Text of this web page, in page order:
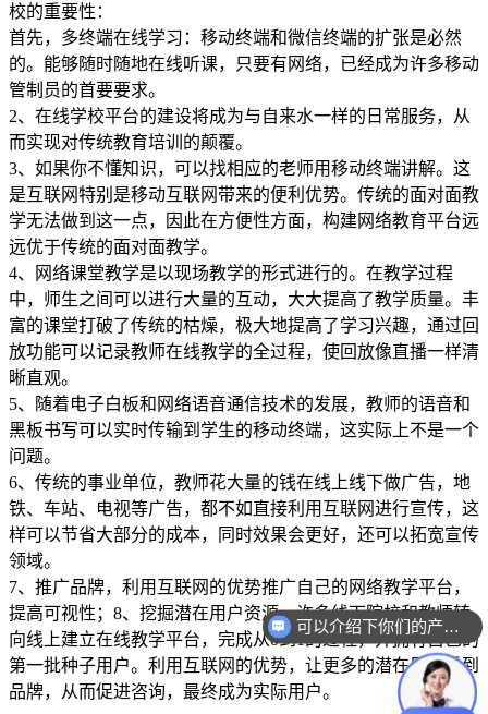
校的重要性：
首先，多终端在线学习：移动终端和微信终端的扩张是必然
的。能够随时随地在线听课，只要有网络，已经成为许多移动
管制员的首要要求。
2、在线学校平台的建设将成为与自来水一样的日常服务，从
而实现对传统教育培训的颠覆。
3、如果你不懂知识，可以找相应的老师用移动终端讲解。这
是互联网特别是移动互联网带来的便利优势。传统的面对面教
学无法做到这一点，因此在方便性方面，构建网络教育平台远
远优于传统的面对面教学。
4、网络课堂教学是以现场教学的形式进行的。在教学过程
中，师生之间可以进行大量的互动，大大提高了教学质量。丰
富的课堂打破了传统的枯燥，极大地提高了学习兴趣，通过回
放功能可以记录教师在线教学的全过程，使回放像直播一样清
晰直观。
5、随着电子白板和网络语音通信技术的发展，教师的语音和
黑板书写可以实时传输到学生的移动终端，这实际上不是一个
问题。
6、传统的事业单位，教师花大量的钱在线上线下做广告，地
铁、车站、电视等广告，都不如直接利用互联网进行宣传，这
样可以节省大部分的成本，同时效果会更好，还可以拓宽宣传
领域。
7、推广品牌，利用互联网的优势推广自己的网络教学平台，
提高可视性；8、挖掘潜在用户资源。许多线下院校和教师转
向线上建立在线教学平台，完成从0到1的过程，并拥有自己的
第一批种子用户。利用互联网的优势，让更多的潜在用户看到
品牌，从而促进咨询，最终成为实际用户。
可以介绍下你们的产品么？